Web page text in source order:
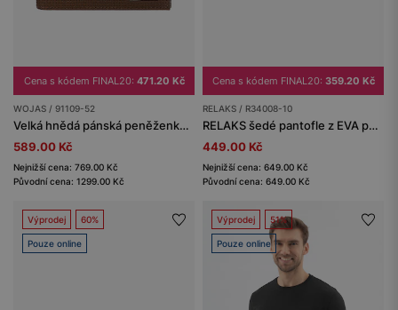
Cena s kódem FINAL20: 471.20 Kč
WOJAS / 91109-52
Velká hnědá pánská peněženka z reliéfní kůže
589.00 Kč
Nejnižší cena: 769.00 Kč
Původní cena: 1299.00 Kč
Cena s kódem FINAL20: 359.20 Kč
RELAKS / R34008-10
RELAKS šedé pantofle z EVA pěny
449.00 Kč
Nejnižší cena: 649.00 Kč
Původní cena: 649.00 Kč
Výprodej 60%
Pouze online
Výprodej 51%
Pouze online